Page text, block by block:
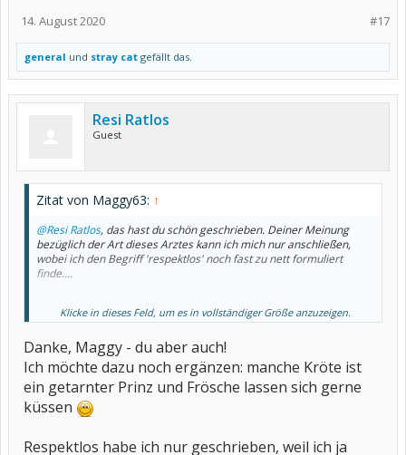
#17
14. August 2020
general und stray cat gefällt das.
Resi Ratlos
Guest
Zitat von Maggy63: ↑
@Resi Ratlos, das hast du schön geschrieben. Deiner Meinung
bezüglich der Art dieses Arztes kann ich mich nur anschließen,
wobei ich den Begriff 'respektlos' noch fast zu nett formuliert
finde....
Man muss oft viele Kröten küssen, bis man den richtigen Frosch
Klicke in dieses Feld, um es in vollständiger Größe anzuzeigen.
Danke, Maggy - du aber auch!
Ich möchte dazu noch ergänzen: manche Kröte ist
ein getarnter Prinz und Frösche lassen sich gerne
küssen
Respektlos habe ich nur geschrieben, weil ich ja